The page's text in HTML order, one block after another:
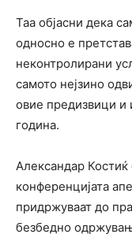
Таа објасни дека
односно е
неконтролирани
самото нејзино
овие предизвици и
година.
Александар
конференцијата
придржуваат до
безбедно